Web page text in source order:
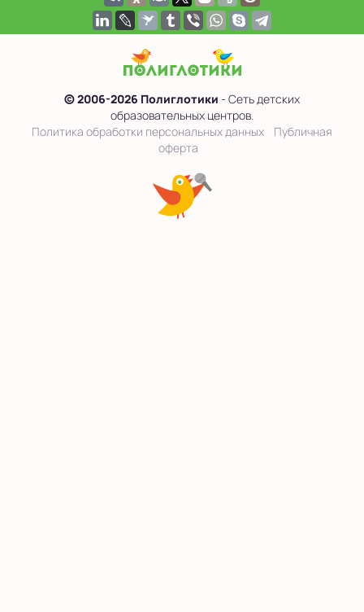
© 2006-2026 Полиглотики - Сеть детских
образовательных центров.
Политика обработки персональных данных
Публичная
оферта